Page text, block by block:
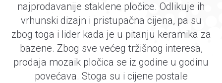
najprodavanije staklene pločice. Odlikuje ih
vrhunski dizajn i pristupačna cijena, pa su
zbog toga i lider kada je u pitanju keramika za
bazene. Zbog sve većeg tržišnog interesa,
prodaja mozaik pločica se iz godine u godinu
povećava. Stoga su i cijene postale